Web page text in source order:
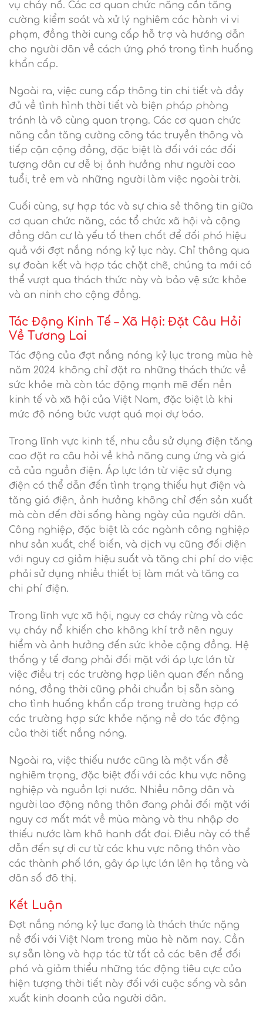
vụ cháy nổ. Các cơ quan chức năng cần tăng
cường kiểm soát và xử lý nghiêm các hành vi vi
phạm, đồng thời cung cấp hỗ trợ và hướng dẫn
cho người dân về cách ứng phó trong tình huống
khẩn cấp.
Ngoài ra, việc cung cấp thông tin chi tiết và đầy
đủ về tình hình thời tiết và biện pháp phòng
tránh là vô cùng quan trọng. Các cơ quan chức
năng cần tăng cường công tác truyền thông và
tiếp cận cộng đồng, đặc biệt là đối với các đối
tượng dân cư dễ bị ảnh hưởng như người cao
tuổi, trẻ em và những người làm việc ngoài trời.
Cuối cùng, sự hợp tác và sự chia sẻ thông tin giữa
cơ quan chức năng, các tổ chức xã hội và cộng
đồng dân cư là yếu tố then chốt để đối phó hiệu
quả với đợt nắng nóng kỷ lục này. Chỉ thông qua
sự đoàn kết và hợp tác chặt chẽ, chúng ta mới có
thể vượt qua thách thức này và bảo vệ sức khỏe
và an ninh cho cộng đồng.
Tác Động Kinh Tế – Xã Hội: Đặt Câu Hỏi
Về Tương Lai
Tác động của đợt nắng nóng kỷ lục trong mùa hè
năm 2024 không chỉ đặt ra những thách thức về
sức khỏe mà còn tác động mạnh mẽ đến nền
kinh tế và xã hội của Việt Nam, đặc biệt là khi
mức độ nóng bức vượt quá mọi dự báo.
Trong lĩnh vực kinh tế, nhu cầu sử dụng điện tăng
cao đặt ra câu hỏi về khả năng cung ứng và giá
cả của nguồn điện. Áp lực lớn từ việc sử dụng
điện có thể dẫn đến tình trạng thiếu hụt điện và
tăng giá điện, ảnh hưởng không chỉ đến sản xuất
mà còn đến đời sống hàng ngày của người dân.
Công nghiệp, đặc biệt là các ngành công nghiệp
như sản xuất, chế biến, và dịch vụ cũng đối diện
với nguy cơ giảm hiệu suất và tăng chi phí do việc
phải sử dụng nhiều thiết bị làm mát và tăng ca
chi phí điện.
Trong lĩnh vực xã hội, nguy cơ cháy rừng và các
vụ cháy nổ khiến cho không khí trở nên nguy
hiểm và ảnh hưởng đến sức khỏe cộng đồng. Hệ
thống y tế đang phải đối mặt với áp lực lớn từ
việc điều trị các trường hợp liên quan đến nắng
nóng, đồng thời cũng phải chuẩn bị sẵn sàng
cho tình huống khẩn cấp trong trường hợp có
các trường hợp sức khỏe nặng nề do tác động
của thời tiết nắng nóng.
Ngoài ra, việc thiếu nước cũng là một vấn đề
nghiêm trọng, đặc biệt đối với các khu vực nông
nghiệp và nguồn lợi nước. Nhiều nông dân và
người lao động nông thôn đang phải đối mặt với
nguy cơ mất mát về mùa màng và thu nhập do
thiếu nước làm khô hanh đất đai. Điều này có thể
dẫn đến sự di cư từ các khu vực nông thôn vào
các thành phố lớn, gây áp lực lớn lên hạ tầng và
dân số đô thị.
Kết Luận
Đợt nắng nóng kỷ lục đang là thách thức nặng
nề đối với Việt Nam trong mùa hè năm nay. Cần
sự sẵn lòng và hợp tác từ tất cả các bên để đối
phó và giảm thiểu những tác động tiêu cực của
hiện tượng thời tiết này đối với cuộc sống và sản
xuất kinh doanh của người dân.